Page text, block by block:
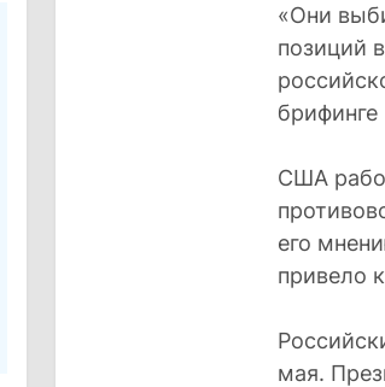
«Они
позиций
США
его
привело
мая.